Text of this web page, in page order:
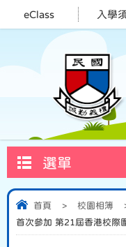
eClass 入學
選單
首頁 > 校園相簿
首次參加 第21屆香港校際